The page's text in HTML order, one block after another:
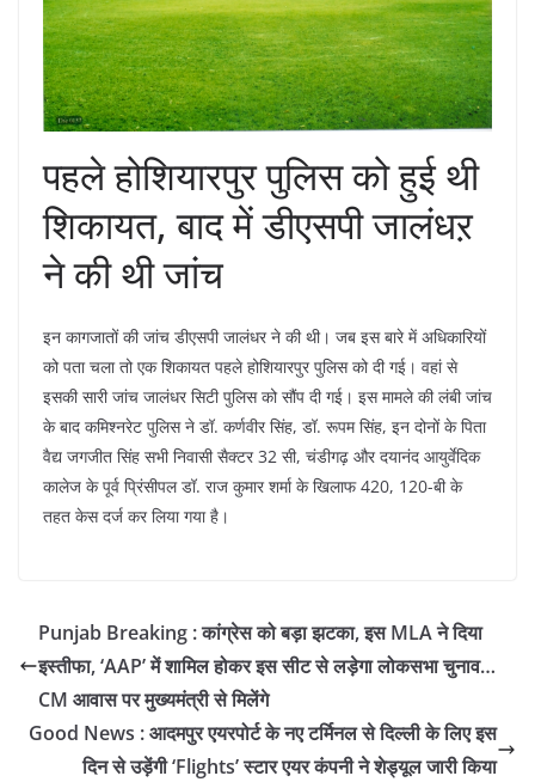
पहले होशियारपुर पुलिस को हुई थी
शिकायत, बाद में डीएसपी जालंधऱ
ने की थी जांच
इन कागजातों की जांच डीएसपी जालंधर ने की थी। जब इस बारे में अधिकारियों
को पता चला तो एक शिकायत पहले होशियारपुर पुलिस को दी गई। वहां से
इसकी सारी जांच जालंधर सिटी पुलिस को सौंप दी गई। इस मामले की लंबी जांच
के बाद कमिश्नरेट पुलिस ने डॉ. कर्णवीर सिंह, डॉ. रूपम सिंह, इन दोनों के पिता
वैद्य जगजीत सिंह सभी निवासी सैक्टर 32 सी, चंडीगढ़ और दयानंद आयुर्वेदिक
कालेज के पूर्व प्रिंसीपल डॉ. राज कुमार शर्मा के खिलाफ 420, 120-बी के
तहत केस दर्ज कर लिया गया है।
Punjab Breaking : कांग्रेस को बड़ा झटका, इस MLA ने दिया
इस्तीफा, ‘AAP’ में शामिल होकर इस सीट से लड़ेगा लोकसभा चुनाव…
CM आवास पर मुख्यमंत्री से मिलेंगे
Good News : आदमपुर एयरपोर्ट के नए टर्मिनल से दिल्ली के लिए इस
दिन से उड़ेंगी ‘Flights’ स्टार एयर कंपनी ने शेड्यूल जारी किया